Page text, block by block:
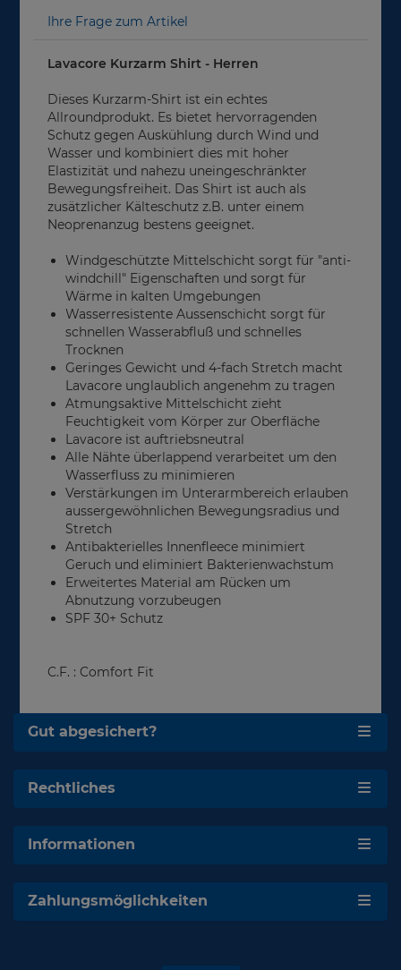
Ihre Frage zum Artikel
Lavacore Kurzarm Shirt - Herren
Dieses Kurzarm-Shirt ist ein echtes
Allroundprodukt. Es bietet hervorragenden
Schutz gegen Auskühlung durch Wind und
Wasser und kombiniert dies mit hoher
Elastizität und nahezu uneingeschränkter
Bewegungsfreiheit. Das Shirt ist auch als
zusätzlicher Kälteschutz z.B. unter einem
Neoprenanzug bestens geeignet.
Windgeschützte Mittelschicht sorgt für "anti-
windchill" Eigenschaften und sorgt für
Wärme in kalten Umgebungen
Wasserresistente Aussenschicht sorgt für
schnellen Wasserabfluß und schnelles
Trocknen
Geringes Gewicht und 4-fach Stretch macht
Lavacore unglaublich angenehm zu tragen
Atmungsaktive Mittelschicht zieht
Feuchtigkeit vom Körper zur Oberfläche
Lavacore ist auftriebsneutral
Alle Nähte überlappend verarbeitet um den
Wasserfluss zu minimieren
Verstärkungen im Unterarmbereich erlauben
aussergewöhnlichen Bewegungsradius und
Stretch
Antibakterielles Innenfleece minimiert
Geruch und eliminiert Bakterienwachstum
Erweitertes Material am Rücken um
Abnutzung vorzubeugen
SPF 30+ Schutz
C.F. : Comfort Fit
Gut abgesichert?
Rechtliches
Informationen
Zahlungsmöglichkeiten